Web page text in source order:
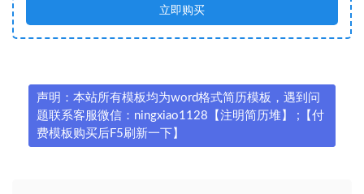
立即购买
声明：本站所有模板均为word格式简历模板，遇到问
题联系客服微信：ningxiao1128【注明简历堆】 ;【付
费模板购买后F5刷新一下】